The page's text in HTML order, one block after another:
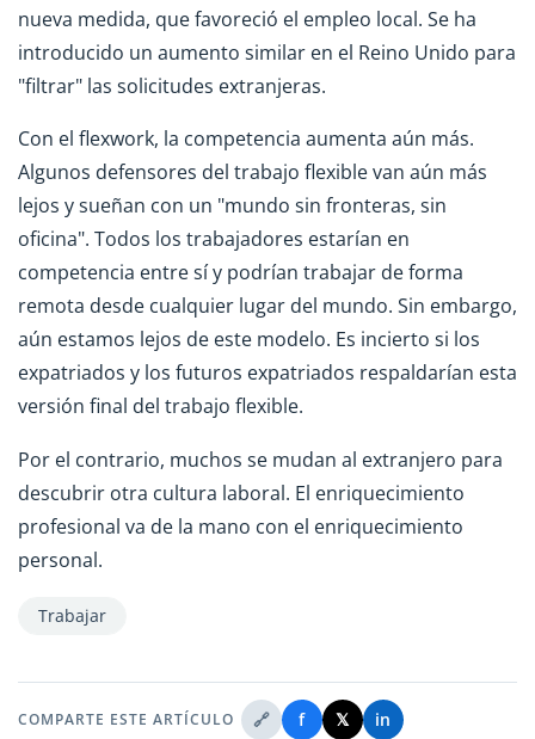
nueva medida, que favoreció el empleo local. Se ha
introducido un aumento similar en el Reino Unido para
"filtrar" las solicitudes extranjeras.
Con el flexwork, la competencia aumenta aún más.
Algunos defensores del trabajo flexible van aún más
lejos y sueñan con un "mundo sin fronteras, sin
oficina". Todos los trabajadores estarían en
competencia entre sí y podrían trabajar de forma
remota desde cualquier lugar del mundo. Sin embargo,
aún estamos lejos de este modelo. Es incierto si los
expatriados y los futuros expatriados respaldarían esta
versión final del trabajo flexible.
Por el contrario, muchos se mudan al extranjero para
descubrir otra cultura laboral. El enriquecimiento
profesional va de la mano con el enriquecimiento
personal.
Trabajar
COMPARTE ESTE ARTÍCULO 🔗 f 𝕏 in